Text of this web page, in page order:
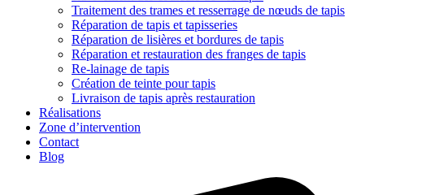
Traitement des trames et resserrage de nœuds de tapis
Réparation de tapis et tapisseries
Réparation de lisières et bordures de tapis
Réparation et restauration des franges de tapis
Re-lainage de tapis
Création de teinte pour tapis
Livraison de tapis après restauration
Réalisations
Zone d’intervention
Contact
Blog